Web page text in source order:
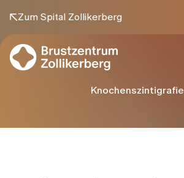
Zum Spital Zollikerberg
Knochenszintigrafie